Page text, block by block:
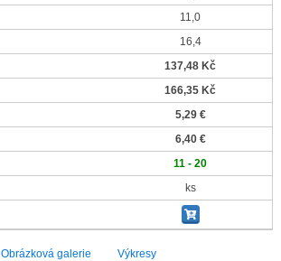
11,0
16,4
137,48 Kč
166,35 Kč
5,29 €
6,40 €
11 - 20
ks
Obrázková galerie Výkresy